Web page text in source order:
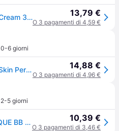
L'Oréal Paris C'est Magic BB Cream 30ml (Various Shades) - 02 Light 13,79 €
O 3 pagamenti di 4,59 €
0-6 giorni
L'Oréal Paris BB C'est Magic Skin Perfector Light 30 ml — BB Cream 14,88 €
O 3 pagamenti di 4,96 €
2-5 giorni
L'Oréal Paris BB C'EST MAGIQUE BB Cream - Nude 10,39 €
O 3 pagamenti di 3,46 €